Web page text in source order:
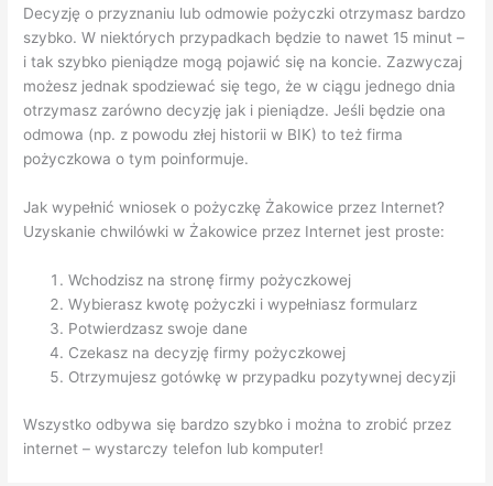
Decyzję o przyznaniu lub odmowie pożyczki otrzymasz bardzo
szybko. W niektórych przypadkach będzie to nawet 15 minut –
i tak szybko pieniądze mogą pojawić się na koncie. Zazwyczaj
możesz jednak spodziewać się tego, że w ciągu jednego dnia
otrzymasz zarówno decyzję jak i pieniądze. Jeśli będzie ona
odmowa (np. z powodu złej historii w BIK) to też firma
pożyczkowa o tym poinformuje.
Jak wypełnić wniosek o pożyczkę Żakowice przez Internet?
Uzyskanie chwilówki w Żakowice przez Internet jest proste:
Wchodzisz na stronę firmy pożyczkowej
Wybierasz kwotę pożyczki i wypełniasz formularz
Potwierdzasz swoje dane
Czekasz na decyzję firmy pożyczkowej
Otrzymujesz gotówkę w przypadku pozytywnej decyzji
Wszystko odbywa się bardzo szybko i można to zrobić przez
internet – wystarczy telefon lub komputer!